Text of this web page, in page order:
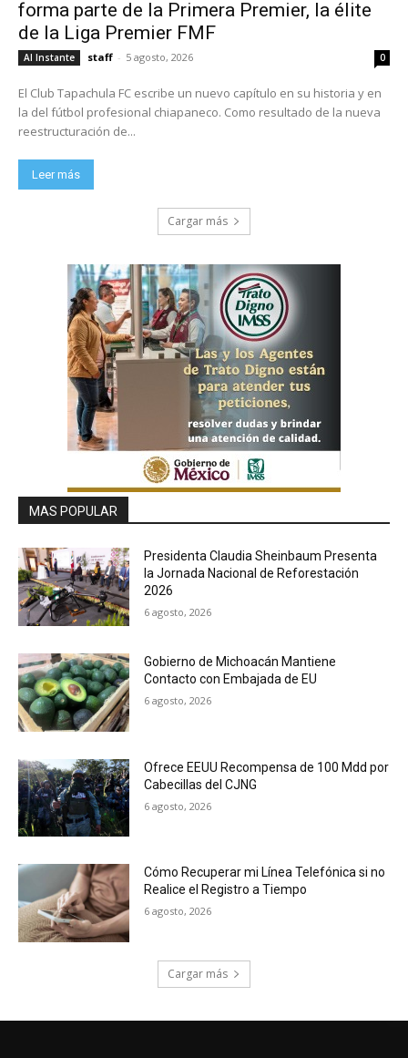
forma parte de la Primera Premier, la élite
de la Liga Premier FMF
Al Instante staff - 5 agosto, 2026 0
El Club Tapachula FC escribe un nuevo capítulo en su historia y en
la del fútbol profesional chiapaneco. Como resultado de la nueva
reestructuración de...
Leer más
Cargar más
MAS POPULAR
Presidenta Claudia Sheinbaum Presenta
la Jornada Nacional de Reforestación
2026
6 agosto, 2026
Gobierno de Michoacán Mantiene
Contacto con Embajada de EU
6 agosto, 2026
Ofrece EEUU Recompensa de 100 Mdd por
Cabecillas del CJNG
6 agosto, 2026
Cómo Recuperar mi Línea Telefónica si no
Realice el Registro a Tiempo
6 agosto, 2026
Cargar más